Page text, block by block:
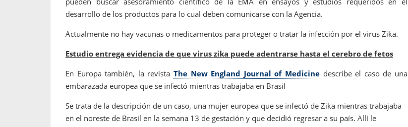
desarrollo de los productos para lo cual deben comunicarse con la Agencia.
Actualmente no hay vacunas o medicamentos para proteger o tratar la infección por el virus Zika.
Estudio entrega evidencia de que virus zika puede adentrarse hasta el cerebro de fetos
En Europa también, la revista The New England Journal of Medicine describe el caso de una
embarazada europea que se infectó mientras trabajaba en Brasil
Se trata de la descripción de un caso, una mujer europea que se infectó de Zika mientras trabajaba
en el noreste de Brasil en la semana 13 de gestación y que decidió regresar a su país. Allí le